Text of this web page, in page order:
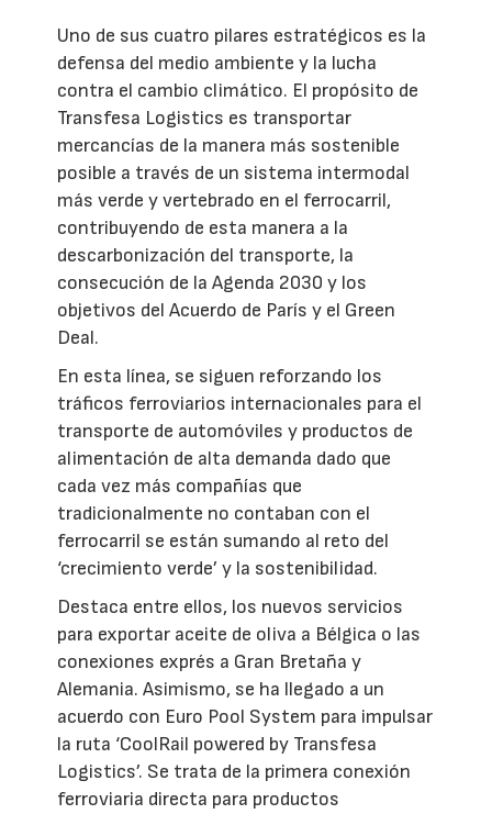
Uno de sus cuatro pilares estratégicos es la
defensa del medio ambiente y la lucha
contra el cambio climático. El propósito de
Transfesa Logistics es transportar
mercancías de la manera más sostenible
posible a través de un sistema intermodal
más verde y vertebrado en el ferrocarril,
contribuyendo de esta manera a la
descarbonización del transporte, la
consecución de la Agenda 2030 y los
objetivos del Acuerdo de París y el Green
Deal.
En esta línea, se siguen reforzando los
tráficos ferroviarios internacionales para el
transporte de automóviles y productos de
alimentación de alta demanda dado que
cada vez más compañías que
tradicionalmente no contaban con el
ferrocarril se están sumando al reto del
‘crecimiento verde’ y la sostenibilidad.
Destaca entre ellos, los nuevos servicios
para exportar aceite de oliva a Bélgica o las
conexiones exprés a Gran Bretaña y
Alemania. Asimismo, se ha llegado a un
acuerdo con Euro Pool System para impulsar
la ruta ‘CoolRail powered by Transfesa
Logistics’. Se trata de la primera conexión
ferroviaria directa para productos